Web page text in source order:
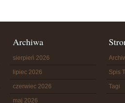
Archiwa
sierpień 2026
lipiec 2026
czerwiec 2026
maj 2026
Spis
Tagi